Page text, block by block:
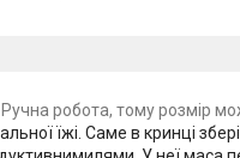
Ручна робота, тому розмір
їжі. Саме в кринці